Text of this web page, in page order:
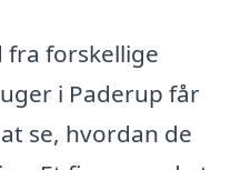
fra forskellige
i Paderup får
se, hvordan de